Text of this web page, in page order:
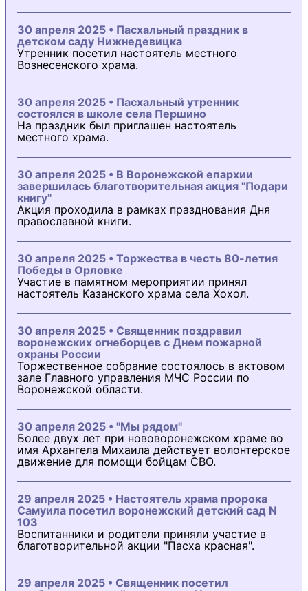
30 апреля 2025 • Пасхальный праздник в
детском саду Нижнедевицка
Утренник посетил настоятель местного
Вознесенского храма.
30 апреля 2025 • Пасхальный утренник
состоялся в школе села Першино
На праздник был приглашен настоятель
местного храма.
30 апреля 2025 • В Воронежской епархии
завершилась благотворительная акция "Подари
книгу"
Акция проходила в рамках празднования Дня
православной книги.
30 апреля 2025 • Торжества в честь 80-летия
Победы в Орловке
Участие в памятном мероприятии принял
настоятель Казанского храма села Хохол.
30 апреля 2025 • Священник поздравил
воронежских огнеборцев с Днем пожарной
охраны России
Торжественное собрание состоялось в актовом
зале Главного управления МЧС России по
Воронежской области.
30 апреля 2025 • "Мы рядом"
Более двух лет при нововоронежском храме во
имя Архангела Михаила действует волонтерское
движение для помощи бойцам СВО.
29 апреля 2025 • Настоятель храма пророка
Самуила посетил воронежский детский сад N
103
Воспитанники и родители приняли участие в
благотворительной акции "Пасха красная".
29 апреля 2025 • Священник посетил